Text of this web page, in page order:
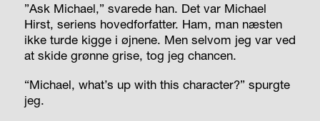
”Ask Michael,” svarede han. Det var Michael
Hirst, seriens hovedforfatter. Ham, man næsten
ikke turde kigge i øjnene. Men selvom jeg var ved
at skide grønne grise, tog jeg chancen.
“Michael, what’s up with this character?” spurgte
jeg.